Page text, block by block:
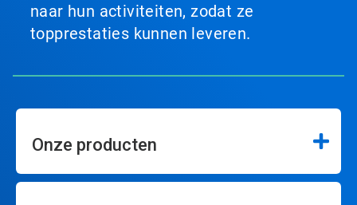
naar hun activiteiten, zodat ze
topprestaties kunnen leveren.
Onze producten